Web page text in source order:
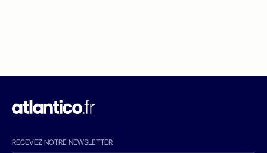
RECEVEZ NOTRE NEWSLETTER